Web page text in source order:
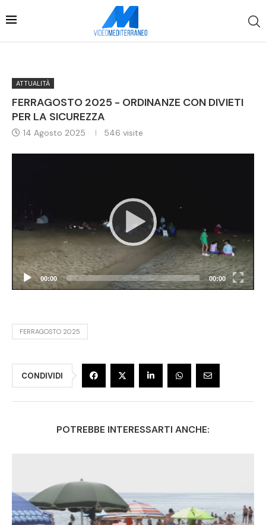
ATTUALITÀ
FERRAGOSTO 2025 - ORDINANZE CON DIVIETI
PER LA SICUREZZA
14 Agosto 2025 546 visite
00:00 00:00
FERRAGOSTO 2025
CONDIVIDI
POTREBBE INTERESSARTI ANCHE: